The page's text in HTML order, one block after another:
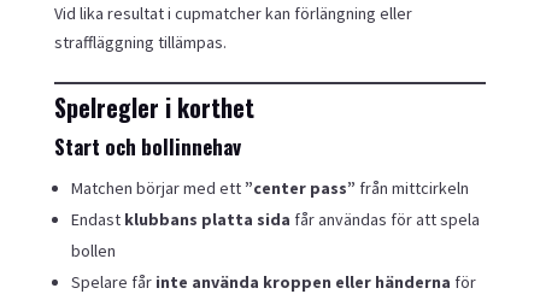
Vid lika resultat i cupmatcher kan förlängning eller
straffläggning tillämpas.
Spelregler i korthet
Start och bollinnehav
Matchen börjar med ett ”center pass” från mittcirkeln
Endast klubbans platta sida får användas för att spela
bollen
Spelare får inte använda kroppen eller händerna för